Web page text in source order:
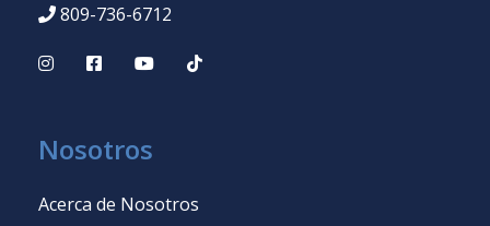
809-736-6712
Nosotros
Acerca de Nosotros